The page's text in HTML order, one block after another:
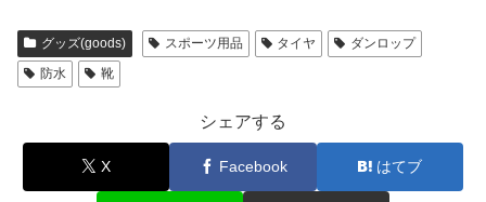
グッズ(goods) スポーツ用品 タイヤ
ダンロップ
防水
靴
シェアする
X Facebook はてブ